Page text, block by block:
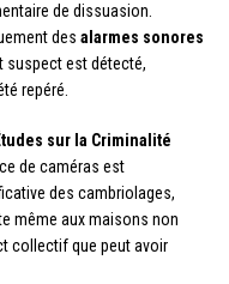
de dissuasion.
des alarmes sonores
suspect est détecté,
repéré.
sur la Criminalité
de caméras est
des cambriolages,
même aux maisons non
collectif que peut avoir